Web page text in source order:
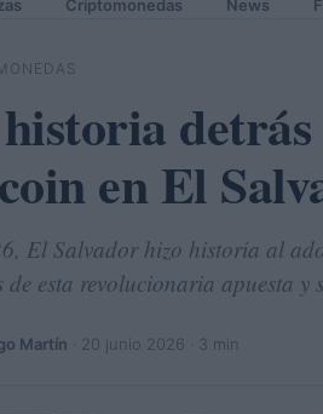
Criptomonedas News
en El
El Salvador hizo historia al
de esta revolucionaria apuesta y
Martín 20 junio 2026 · 3 min